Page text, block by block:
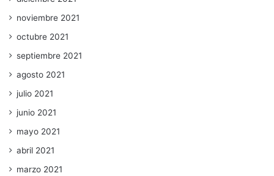
noviembre 2021
octubre 2021
septiembre 2021
agosto 2021
julio 2021
junio 2021
mayo 2021
abril 2021
marzo 2021